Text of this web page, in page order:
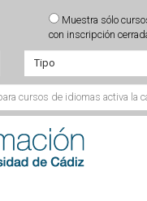
Muestra sólo
con inscripción